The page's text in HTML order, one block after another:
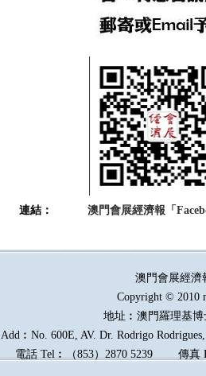
連結： 澳門會展經濟報「
澳門會展經
Copyright © 2010
地址︰澳門羅理基
Add︰No. 600E, AV. Dr. Rodrigo
電話 Tel︰（853）2870 5239傳真